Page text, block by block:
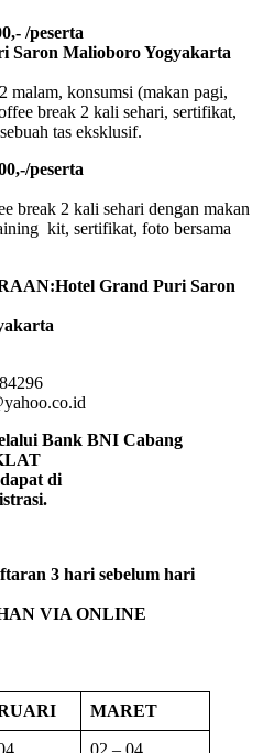
/peserta
Saron Malioboro Yogyakarta
malam, konsumsi (makan pagi,
break 2 kali sehari, sertifikat,
tas eksklusif.
peserta
break 2 kali sehari dengan makan
kit, sertifikat, foto bersama
Grand Puri Saron
Bank BNI Cabang
di
3 hari sebelum hari
VIA ONLINE
MARET
02 – 04